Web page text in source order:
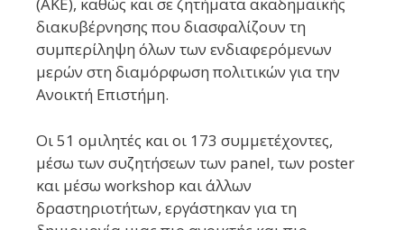
(ΑΚΕ), καθώς και σε ζητήματα ακαδημαϊκής
διακυβέρνησης που διασφαλίζουν τη
συμπερίληψη όλων των ενδιαφερόμενων
μερών στη διαμόρφωση πολιτικών για την
Ανοικτή Επιστήμη.
Οι 51 ομιλητές και οι 173 συμμετέχοντες,
μέσω των συζητήσεων των panel, των poster
και μέσω workshop και άλλων
δραστηριοτήτων, εργάστηκαν για τη